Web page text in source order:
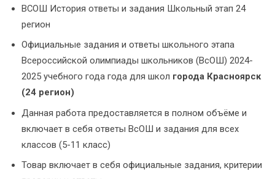
ВСОШ История ответы и задания Школьный этап 24
регион
Официальные задания и ответы школьного этапа
Всероссийской олимпиады школьников (ВсОШ) 2024-
2025 учебного года года для школ города Красноярск
(24 регион)
Данная работа предоставляется в полном объёме и
включает в себя ответы ВсОШ и задания для всех
классов (5-11 класс)
Товар включает в себя официальные задания, критерии